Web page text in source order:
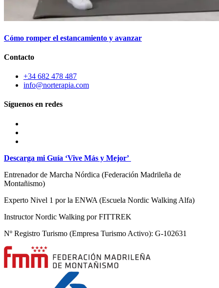
Cómo romper el estancamiento y avanzar
Contacto
+34 682 478 487
info@norterapia.com
Síguenos en redes
Descarga mi Guía ‘Vive Más y Mejor’
Entrenador de Marcha Nórdica (Federación Madrileña de
Montañismo)
Experto Nivel 1 por la ENWA (Escuela Nordic Walking Alfa)
Instructor Nordic Walking por FITTREK
Nº Registro Turismo (Empresa Turismo Activo): G-102631